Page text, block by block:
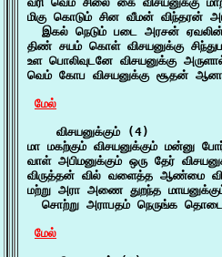
மிகு கொடும் சின வீமன் விந்தரன்
இகல் நெடும் படை அரசன்
திண் சயம் கொள் விசயனுக்கு
உள பொலிவுடனே விசயனுக்கு
வெம் கோப விசயனுக்கு சூதன்
மேல்
    விசயனுக்கும் (4)
மா மகற்கும் விசயனுக்கும் மன்னு
வாள் அபிமனுக்கும் ஒரு தேர்
விருத்தன் வில் வளைத்த ஆண்மை
மற்று அரா அணை துறந்த
சொற்று அராபதம் நெருங்க தொடை
மேல்